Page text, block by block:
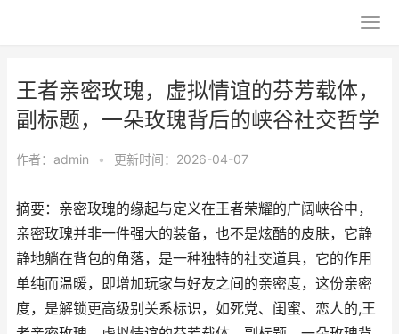
王者亲密玫瑰，虚拟情谊的芬芳载体，
副标题，一朵玫瑰背后的峡谷社交哲学
作者： admin • 更新时间：2026-04-07
摘要：亲密玫瑰的缘起与定义在王者荣耀的广阔峡谷中，
亲密玫瑰并非一件强大的装备，也不是炫酷的皮肤，它静
静地躺在背包的角落，是一种独特的社交道具，它的作用
单纯而温暖，即增加玩家与好友之间的亲密度，这份亲密
度，是解锁更高级别关系标识，如死党、闺蜜、恋人的,王